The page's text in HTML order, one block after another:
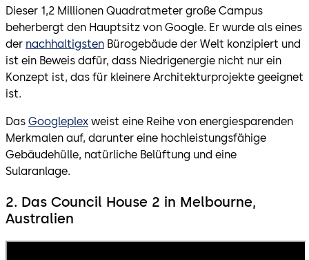
Dieser 1,2 Millionen Quadratmeter große Campus
beherbergt den Hauptsitz von Google. Er wurde als eines
der nachhaltigsten Bürogebäude der Welt konzipiert und
ist ein Beweis dafür, dass Niedrigenergie nicht nur ein
Konzept ist, das für kleinere Architekturprojekte geeignet
ist.
Das Googleplex weist eine Reihe von energiesparenden
Merkmalen auf, darunter eine hochleistungsfähige
Gebäudehülle, natürliche Belüftung und eine
Sularanlage.
2. Das Council House 2 in Melbourne,
Australien